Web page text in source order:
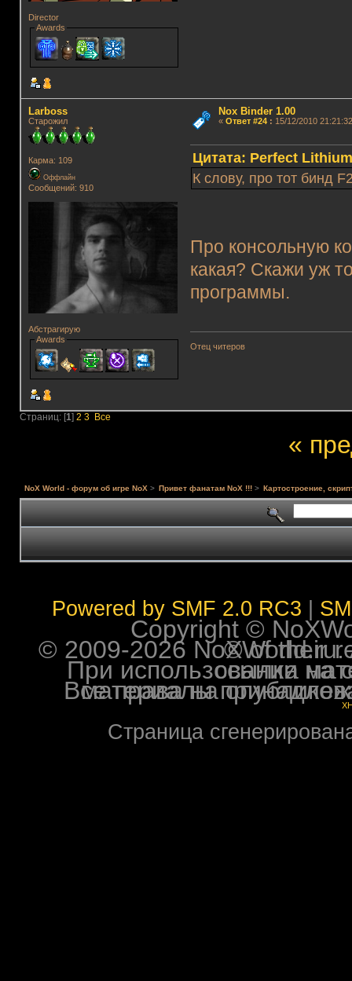
Director
Awards
Lаrboss
Старожил
Карма: 109
Оффлайн
Сообщений: 910
Абстрагирую
Awards
Nox Binder 1.00
« Ответ #24: 15/12/2010
Цитата: Perfect
К слову, про тот бинд
Про консольную
какая? Скажи уж
программы.
Отец читеров
Страниц: [1] 2 3 Все
«
NoX World - форум об игре NoX > Привет фанатам NoX !!! > Картостроение,
Powered by SMF 2.0 RC3
Copyright ©
© 2009-2026 NoXWorld.ru. All
При использовании
Все права на опубликованные на форуме
Страница